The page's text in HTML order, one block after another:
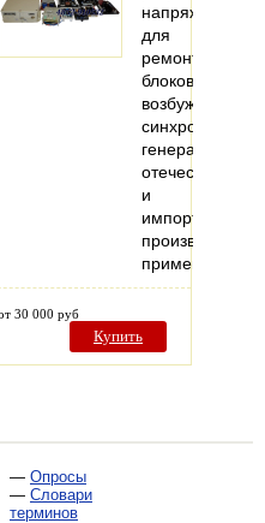
напряжения
для
ремонта
блоков
возбуждения
синхронных
генераторов
отечественного
и
импортного
производства,
30 000 руб
Купить
— Опросы
— Словари
терминов